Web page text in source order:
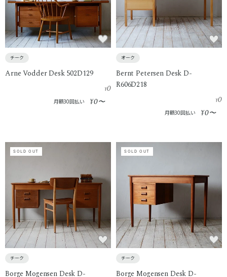
チーク
Arne Vodder Desk 502D129
¥0
月額30回払い ¥0〜
オーク
Bernt Petersen Desk D-
R606D218
¥0
月額30回払い ¥0〜
SOLD OUT
チーク
Borge Mogensen Desk D-
SOLD OUT
チーク
Borge Mogensen Desk D-